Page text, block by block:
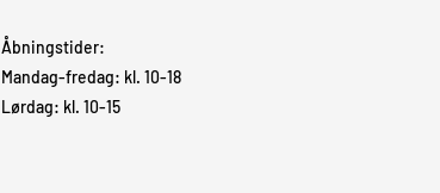
Åbningstider:
Mandag-fredag: kl. 10-18
Lørdag: kl. 10-15